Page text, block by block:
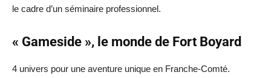
le cadre d’un séminaire professionnel.
« Gameside », le monde de Fort Boyard
4 univers pour une aventure unique en Franche-Comté.